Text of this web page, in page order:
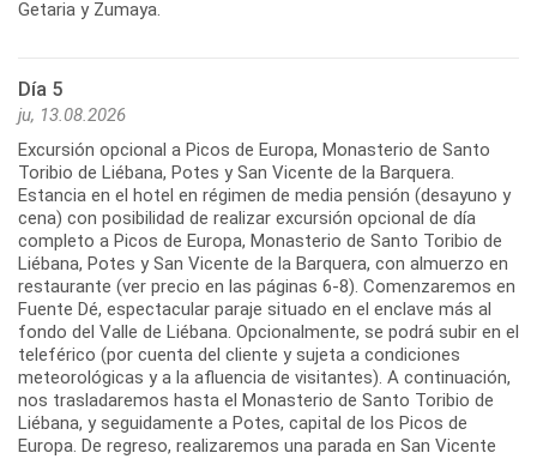
Día 5
ju, 13.08.2026
Excursión opcional a Picos de Europa, Monasterio de Santo
Toribio de Liébana, Potes y San Vicente de la Barquera.
Estancia en el hotel en régimen de media pensión (desayuno y
cena) con posibilidad de realizar excursión opcional de día
completo a Picos de Europa, Monasterio de Santo Toribio de
Liébana, Potes y San Vicente de la Barquera, con almuerzo en
restaurante (ver precio en las páginas 6-8). Comenzaremos en
Fuente Dé, espectacular paraje situado en el enclave más al
fondo del Valle de Liébana. Opcionalmente, se podrá subir en el
teleférico (por cuenta del cliente y sujeta a condiciones
meteorológicas y a la afluencia de visitantes). A continuación,
nos trasladaremos hasta el Monasterio de Santo Toribio de
Liébana, y seguidamente a Potes, capital de los Picos de
Europa. De regreso, realizaremos una parada en San Vicente